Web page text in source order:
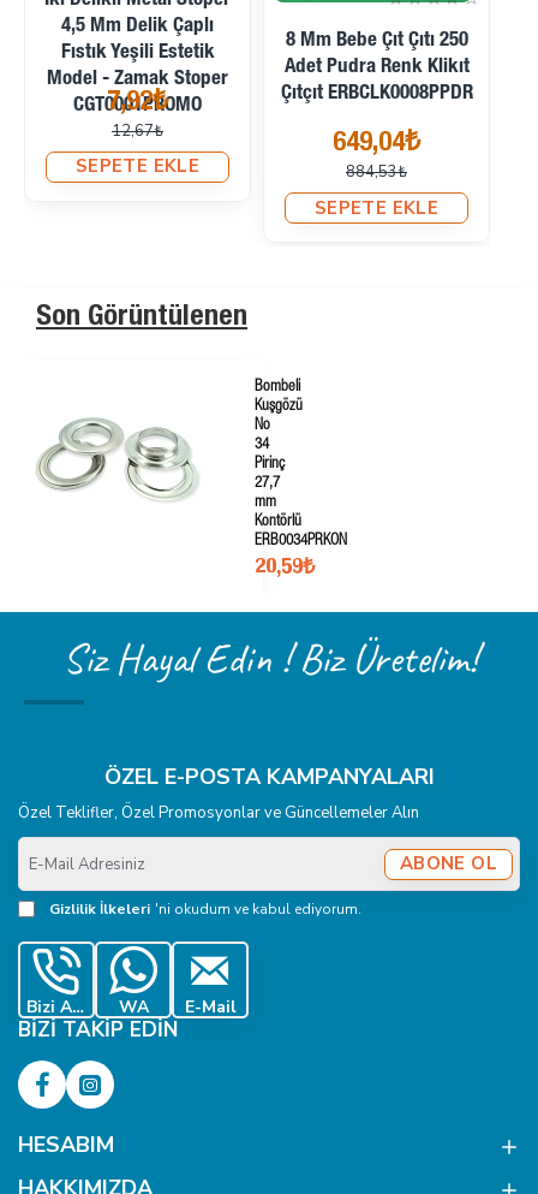
8 Mm Bebe Çıt Çıtı 250
Adet Ecru Renk Klikıt
Çıtçıt ERBCLK0008PECRU
649,04₺
885,06₺
8 Mm Bebe Çıt Çıtı 250
Adet Kirli Beyaz Renk
Klikıt Çıtçıt
649,04₺
885,06₺
SEPETE EKLE
Son Görüntülenen
Bombeli
Kuşgözü
No
34
Pirinç
27,7
mm
Kontörlü
ERB0034PRKON
20,59₺
Siz Hayal Edin ! Biz Üretelim!
ÖZEL E-POSTA KAMPANYALARI
Özel Teklifler, Özel Promosyonlar ve Güncellemeler Alın
E-
Mail
Adresiniz
ABONE OL
Gizlilik İlkeleri 'ni okudum ve kabul ediyorum.
Bizi Ara WA E-Mail
BIZI TAKIP EDIN
HESABIM